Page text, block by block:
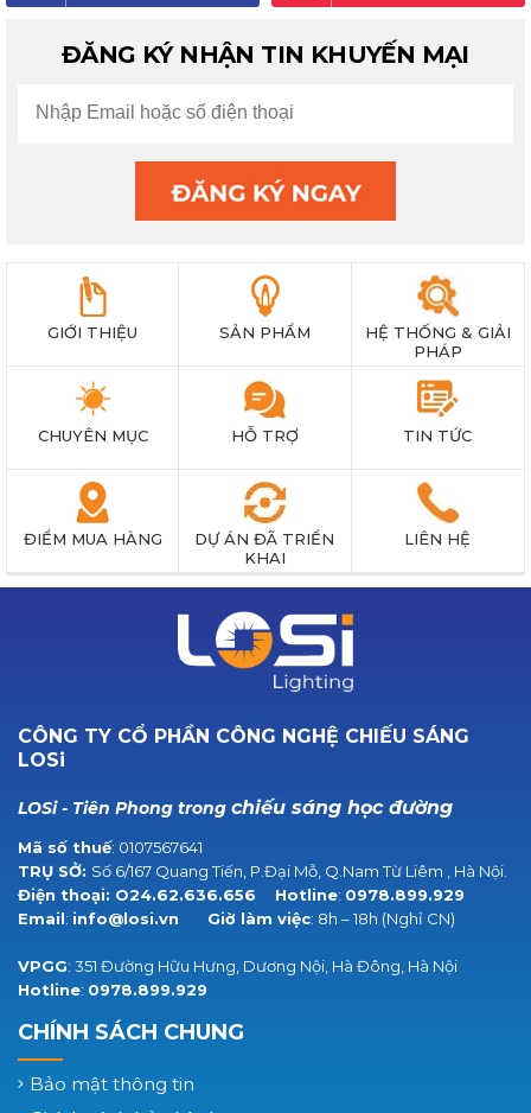
người theo dõi
ĐĂNG KÝ NHẬN TIN KHUYẾN MẠI
GIỚI THIỆU SẢN PHẨM
HỆ THỐNG & GIẢI
PHÁP
CHUYÊN MỤC HỖ TRỢ TIN TỨC
ĐIỂM MUA HÀNG
DỰ ÁN ĐÃ TRIỂN
KHAI
LIÊN HỆ
CÔNG TY CỔ PHẦN CÔNG NGHỆ CHIẾU SÁNG
LOSi
LOSi - Tiên Phong trong chiếu sáng học đường
Mã số thuế: 0107567641
TRỤ SỞ: Số 6/167 Quang Tiến, P.Đại Mỗ, Q.Nam Từ Liêm , Hà Nội.
Điện thoại: O24.62.636.656 Hotline: 0978.899.929
Email: info@losi.vn Giờ làm việc: 8h – 18h (Nghỉ CN)
VPGG: 351 Đường Hữu Hưng, Dương Nội, Hà Đông, Hà Nội
Hotline: 0978.899.929
CHÍNH SÁCH CHUNG
Bảo mật thông tin